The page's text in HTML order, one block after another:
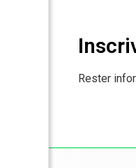
Rester